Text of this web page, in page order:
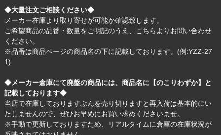
◆大量注文ご相談ください◆
メーカー在庫より取り寄せが可能か確認致します。
ご希望商品の品番・数量をご明記のうえ、
こちら よりお問い合わせ
ください。
※品番は商品ページの商品名の下に記載しております。(例:YZZ-27
1)
◆メーカー倉庫にて廃盤の商品には、商品名に【のこりわずか】と
記載しております◆
当店で在庫しておりますぶんを売り切りますと再入荷は基本的にい
たしませんので、ぜひお早めにお買い求めくださいませ。
※手動で更新しておりますため、リアルタイムに倉庫の在庫状況が